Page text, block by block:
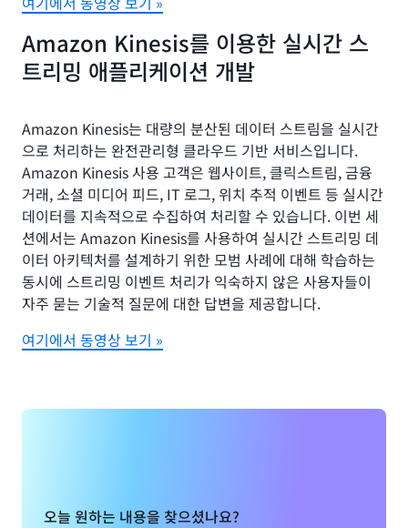
Amazon Kinesis를 이용한 실시간 스
트리밍 애플리케이션 개발
Amazon Kinesis는 대량의 분산된 데이터 스트림을 실시간
으로 처리하는 완전관리형 클라우드 기반 서비스입니다.
Amazon Kinesis 사용 고객은 웹사이트, 클릭스트림, 금융
거래, 소셜 미디어 피드, IT 로그, 위치 추적 이벤트 등 실시간
데이터를 지속적으로 수집하여 처리할 수 있습니다. 이번 세
션에서는 Amazon Kinesis를 사용하여 실시간 스트리밍 데
이터 아키텍처를 설계하기 위한 모범 사례에 대해 학습하는
동시에 스트리밍 이벤트 처리가 익숙하지 않은 사용자들이
자주 묻는 기술적 질문에 대한 답변을 제공합니다.
여기에서 동영상 보기 »
오늘 원하는 내용을 찾으셨나요?